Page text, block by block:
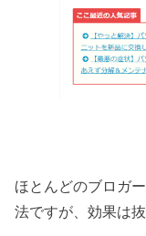
ほとんどのブロガ
法ですが、効果は抜